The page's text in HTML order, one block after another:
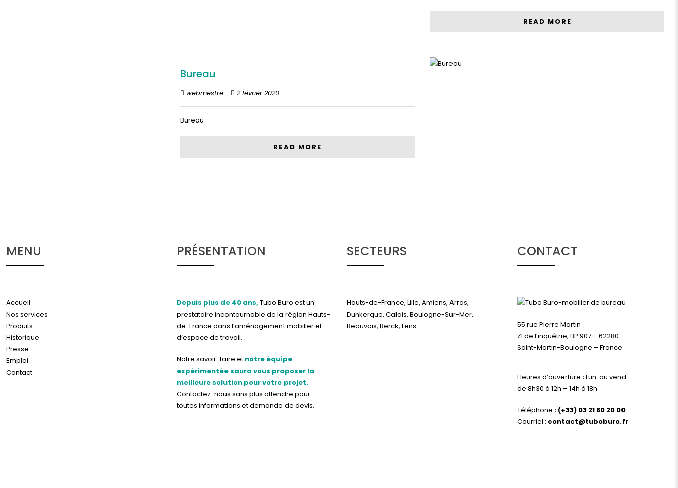
READ MORE
Bureau
webmestre 2 février 2020
Bureau
READ MORE
MENU
Accueil
Nos services
Produits
Historique
Presse
Emploi
Contact
PRÉSENTATION
Depuis plus de 40 ans, Tubo Buro est un
prestataire incontournable de la région Hauts-
de-France dans l’aménagement mobilier et
d’espace de travail.
Notre savoir-faire etnotre équipe
expérimentée saura vous proposer la
meilleure solution pour votre projet.
Contactez-nous sans plus attendre pour
toutes informations et demande de devis.
SECTEURS
Hauts-de-France, Lille, Amiens, Arras,
Dunkerque, Calais, Boulogne-Sur-Mer,
Beauvais, Berck, Lens.
CONTACT
55 rue Pierre Martin
ZI de l’inquétrie, BP 907 – 62280
Saint-Martin-Boulogne – France
Heures d’ouverture :Lun. au vend.
de 8h30 à 12h – 14h à 18h
Téléphone :(+33) 03 21 80 20 00
Courriel : contact@tuboburo.fr